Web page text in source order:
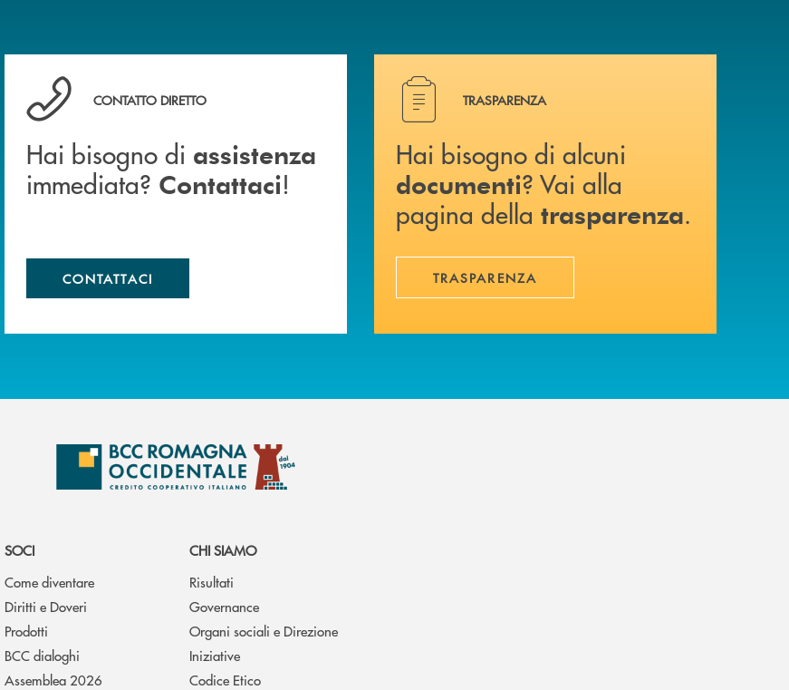
Hai bisogno di assistenza immediata? Contattaci !
CONTATTO DIRETTO
Hai bisogno di assistenza
immediata? Contattaci!
CONTATTACI
Hai bisogno di alcuni documenti ? Vai alla pagina della
TRASPARENZA
Hai bisogno di alcuni
documenti? Vai alla
pagina della trasparenza.
TRASPARENZA
SOCI
Come diventare
Diritti e Doveri
Prodotti
BCC dialoghi
Assemblea 2026
CHI SIAMO
Risultati
Governance
Organi sociali e Direzione
Iniziative
Codice Etico